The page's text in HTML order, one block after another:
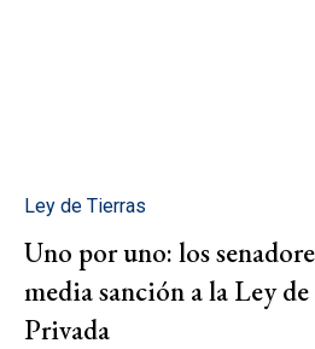
Ley de Tierras
Uno por uno: los
media sanción a la Ley
Privada